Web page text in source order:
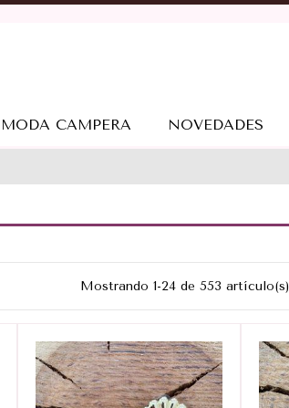
MODA CAMPERA NOVEDADES
Mostrando 1-24 de 553 artículo(s)